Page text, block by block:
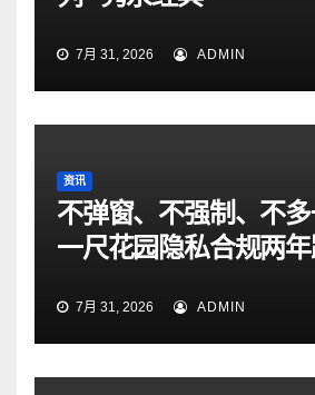
7月 31, 2026 ADMIN
资讯
不弹窗、不强制、不
一尺花园隐私合规两
7月 31, 2026 ADMIN